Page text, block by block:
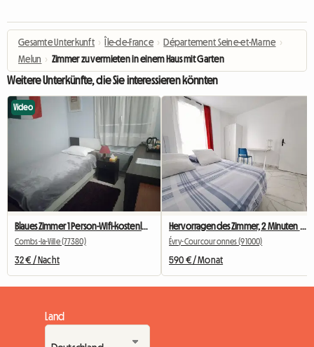
Gesamte Unterkunft › Île-de-France › Département Seine-et-Marne ›
Melun › Zimmer zu vermieten in einem Haus mit Garten
Weitere Unterkünfte, die Sie interessieren könnten
Video
Combs-la-Ville (77380)
32 € / Nacht
Évry-Courcouronnes (91000)
590 € / Monat
Land